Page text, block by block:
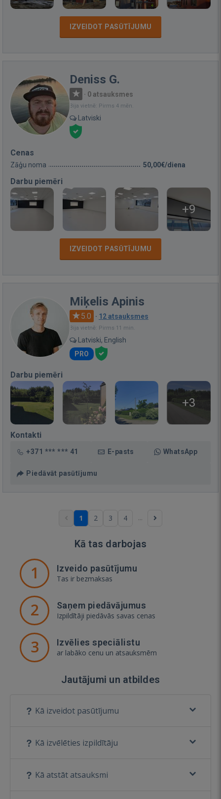
IZVEIDOT PASŪTĪJUMU
Deniss G.
· 0 atsauksmes
Bija vietnē: Pirms 4 mēn.
Latviski
Cenas
Zāģu noma 50,00€/diena
Darbu piemēri
+9
IZVEIDOT PASŪTĪJUMU
Miķelis Apinis
5.0 · 12 atsauksmes
Bija vietnē: Pirms 11 min.
Latviski, English
PRO
Darbu piemēri
+3
Kontakti
+371 *** *** 41 E-pasts WhatsApp
Piedāvāt pasūtījumu
1 2 3 4 ...
Kā tas darbojas
1 Izveido pasūtījumu
Tas ir bezmaksas
2 Saņem piedāvājumus
Izpildītāji piedāvās savas cenas
3 Izvēlies speciālistu
ar labāko cenu un atsauksmēm
Jautājumi un atbildes
Kā izveidot pasūtījumu
Kā izvēlēties izpildītāju
Kā atstāt atsauksmi